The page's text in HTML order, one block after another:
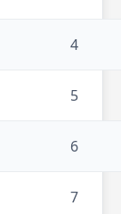
4
5
6
7